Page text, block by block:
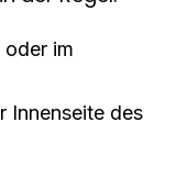
oder im
Innenseite des